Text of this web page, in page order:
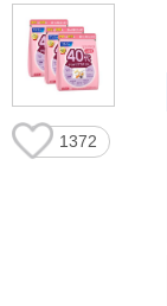
1372